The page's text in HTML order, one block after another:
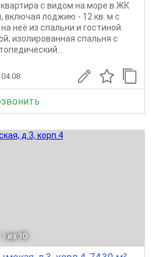
с видом на море в ЖК
включая лоджию - 12 кв. м с
неё из спальни и гостиной.
изолированная спальня с
04.08
1 из 10